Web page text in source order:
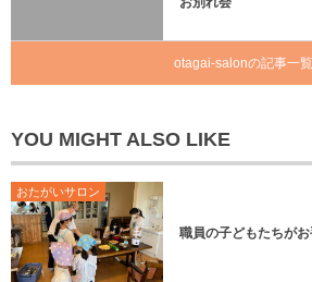
otagai-salonの記事一覧
YOU MIGHT ALSO LIKE
おたがいサロン
職員の子どもたちが